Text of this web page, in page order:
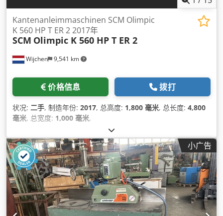
Wijchen 9,541 km
Kantenanleimmaschinen SCM Olimpic
K 560 HP T ER 2 2017年
SCM Olimpic K 560 HP T ER 2
价格信息 拨打
状况: 二手, 制造年份: 2017, 总高度: 1,800 毫米, 总长度: 4,800
毫米, 总宽度: 1,000 毫米,
小广告